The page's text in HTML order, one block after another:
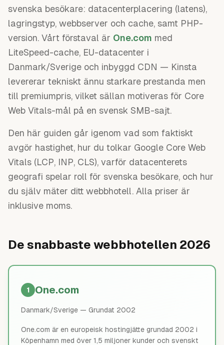
svenska besökare: datacenterplacering (latens),
lagringstyp, webbserver och cache, samt PHP-
version. Vårt förstaval är One.com med
LiteSpeed-cache, EU-datacenter i
Danmark/Sverige och inbyggd CDN — Kinsta
levererar tekniskt ännu starkare prestanda men
till premiumpris, vilket sällan motiveras för Core
Web Vitals-mål på en svensk SMB-sajt.
Den här guiden går igenom vad som faktiskt
avgör hastighet, hur du tolkar Google Core Web
Vitals (LCP, INP, CLS), varför datacenterets
geografi spelar roll för svenska besökare, och hur
du själv mäter ditt webbhotell. Alla priser är
inklusive moms.
De snabbaste webbhotellen 2026
1 One.com
Danmark/Sverige — Grundat 2002
One.com är en europeisk hostingjätte grundad 2002 i
Köpenhamn med över 1,5 miljoner kunder och svenskt